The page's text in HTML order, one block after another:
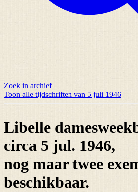
Zoek in archief
Toon alle tijdschriften van 5 juli 1946
Libelle
circa 5 jul. 1946,
nog maartwee
beschikbaar.